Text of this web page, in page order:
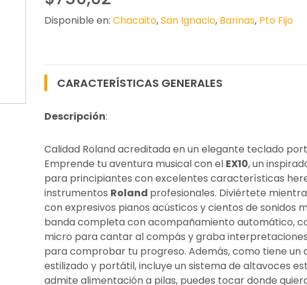
Disponible en: Chacaito,San Ignacio, Barinas, Pto Fijo
CARACTERÍSTICAS GENERALES
Descripción:
Calidad Roland acreditada en un elegante teclado
Emprende tu aventura musical con el EX10, un
para principiantes con excelentes características
instrumentos Roland profesionales. Diviértete
con expresivos pianos acústicos y cientos de sonidos
banda completa con acompañamiento automático,
micro para cantar al compás y graba
para comprobar tu progreso. Además, como tiene un
estilizado y portátil, incluye un sistema de altavoces
admite alimentación a pilas, puedes tocar donde